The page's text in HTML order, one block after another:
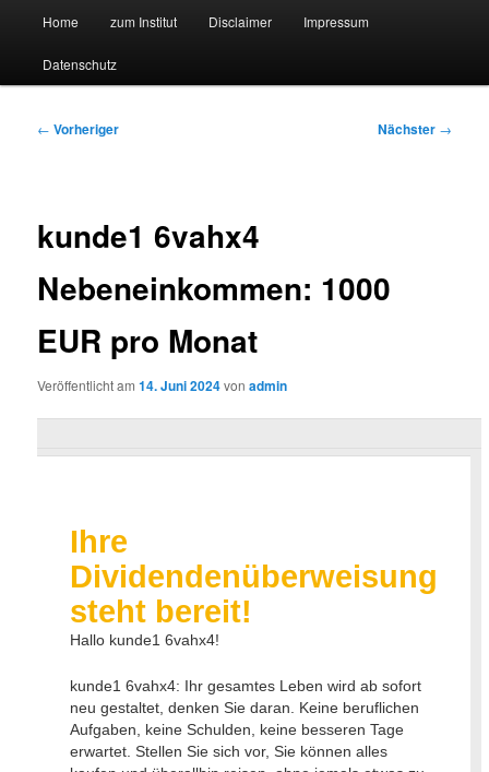
Suchmaschine Forschung und
Technologie
Zum
primären
Zum
sekundären
Home zum Institut Disclaimer Impressum
Datenschutz
Beitragsnavigation
← Vorheriger Nächster →
kunde1 6vahx4
Nebeneinkommen: 1000
EUR pro Monat
Veröffentlicht am14. Juni 2024vonadmin
Ihre
Dividendenüberweisung
steht bereit!
Hallo kunde1 6vahx4!
kunde1 6vahx4: Ihr gesamtes Leben wird ab sofort
neu gestaltet, denken Sie daran. Keine beruflichen
Aufgaben, keine Schulden, keine besseren Tage
erwartet. Stellen Sie sich vor, Sie können alles